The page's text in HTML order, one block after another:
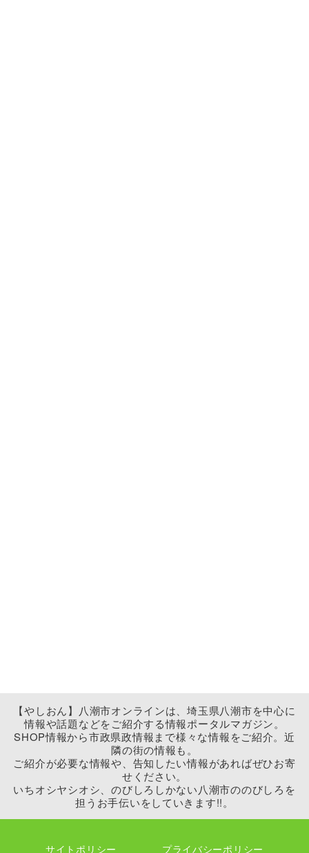
【やしおん】八潮市オンラインは、埼玉県八潮市を中心に
情報や話題などをご紹介する情報ポータルマガジン。
SHOP情報から市政県政情報まで様々な情報をご紹介。近
隣の街の情報も。
ご紹介が必要な情報や、告知したい情報があればぜひお寄
せください。
いちオシヤシオシ、のびしろしかない八潮市ののびしろを
担うお手伝いをしていきます!!。
サイトポリシー プライバシーポリシー